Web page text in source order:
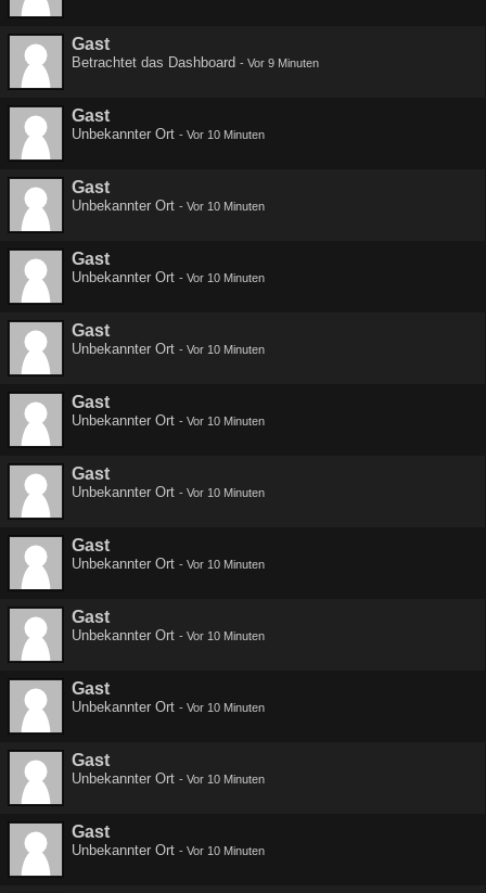
Gast
Betrachtet das Dashboard - Vor 9 Minuten
Gast
Unbekannter Ort - Vor 10 Minuten
Gast
Unbekannter Ort - Vor 10 Minuten
Gast
Unbekannter Ort - Vor 10 Minuten
Gast
Unbekannter Ort - Vor 10 Minuten
Gast
Unbekannter Ort - Vor 10 Minuten
Gast
Unbekannter Ort - Vor 10 Minuten
Gast
Unbekannter Ort - Vor 10 Minuten
Gast
Unbekannter Ort - Vor 10 Minuten
Gast
Unbekannter Ort - Vor 10 Minuten
Gast
Unbekannter Ort - Vor 10 Minuten
Gast
Unbekannter Ort - Vor 10 Minuten